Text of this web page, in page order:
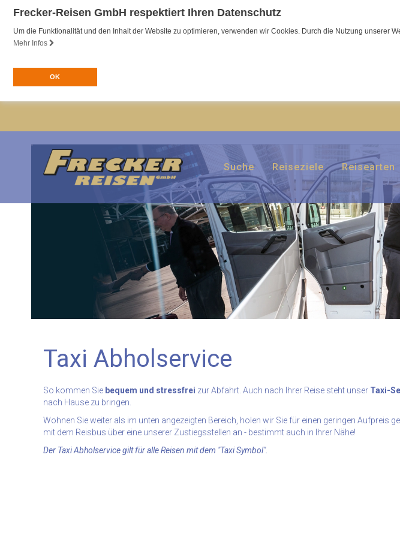
Frecker-Reisen GmbH respektiert Ihren Datenschutz
Um die Funktionalität und den Inhalt der Website zu optimieren, verwenden wir Cookies. Durch die Nutzung unserer
Mehr Infos
OK
Suche Reiseziele Reisearten
Taxi Abholservice
So kommen Sie bequem und stressfrei zur Abfahrt. Auch nach Ihrer Reise steht unser Taxi-
nach Hause zu bringen.
Wohnen Sie weiter als im unten angezeigten Bereich, holen wir Sie für einen geringen Aufpreis
mit dem Reisbus über eine unserer Zustiegsstellen an - bestimmt auch in Ihrer Nähe!
Der Taxi Abholservice gilt für alle Reisen mit dem "Taxi Symbol".
unser